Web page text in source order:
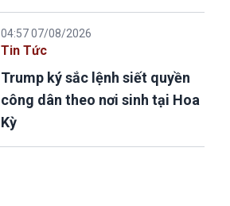
04:57 07/08/2026
Tin Tức
Trump ký sắc lệnh siết quyền
công dân theo nơi sinh tại Hoa
Kỳ